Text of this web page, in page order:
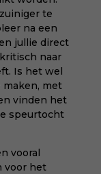
te
na een
jullie direct
naar
Is het wel
maken, met
vinden het
speurtocht
vooral
voor het